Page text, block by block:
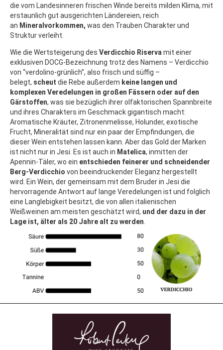
die vom Landesinneren frischen Winde bereits milden Klima, mit
erstaunlich gut ausgerichten Ländereien, reich
an Mineralvorkommen, was den Trauben Charakter und
Struktur verleiht.
Wie die Wertsteigerung des Verdicchio Riserva mit einer
exklusiven DOCG-Bezeichnung trotz des Namens – Verdicchio
von “verdolino-grünlich”, also frisch und süffig –
belegt, scheut die Rebe außerdem keine langen und
komplexen Veredelungen in großen Fässern oder auf den
Gärstoffen, was sie bezüglich ihrer olfaktorischen Spannbreite
und ihres Charakters im Geschmack gigantisch macht:
Aromatische Kräuter, Zitronenmelisse, Holunder, exotische
Frucht, Mineralität sind nur ein paar der Empfindungen, die
dieser Wein entstehen lassen kann. Aber das Gold der Marken
ist nicht nur in Jesi. Es ist auch in Matelica, inmitten der
Apennin-Täler, wo ein entschieden feinerer und schneidender
Berg-Verdicchio von beeindruckender Eleganz hergestellt
wird. Ein Wein, der gemeinsam mit dem Bruder in Jesi die
hervorragende Antwort auf lange Veredelungen ist und folglich
eine Langlebigkeit besitzt, die von allen italienischen
Weißweinen am meisten geschätzt wird, und der dazu in der
Lage ist, älter als 20 Jahre alt zu werden